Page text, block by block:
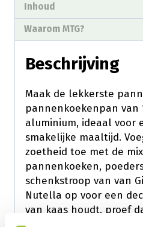
Inhoud
Waarom MTG?
Beschrijving
Maak de lekkerste
pannenkoekenpan van
aluminium, ideaal voor
smakelijke maaltijd.
zoetheid toe met de
pannenkoeken,
schenkstroop van van
Nutella op voor een
van kaas houdt, proef
Wyngaard Reypenaer